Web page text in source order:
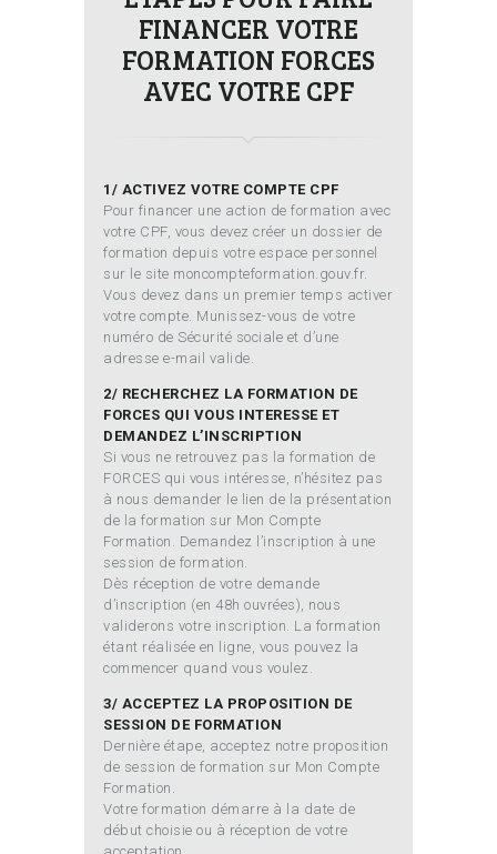
FINANCER VOTRE
FORMATION FORCES
AVEC VOTRE CPF
1/ ACTIVEZ VOTRE COMPTE CPF
Pour financer une action de formation avec
votre CPF, vous devez créer un dossier de
formation depuis votre espace personnel
sur le site moncompteformation.gouv.fr.
Vous devez dans un premier temps activer
votre compte. Munissez-vous de votre
numéro de Sécurité sociale et d’une
adresse e-mail valide.
2/ RECHERCHEZ LA FORMATION DE
FORCES QUI VOUS INTERESSE ET
DEMANDEZ L’INSCRIPTION
Si vous ne retrouvez pas la formation de
FORCES qui vous intéresse, n’hésitez pas
à nous demander le lien de la présentation
de la formation sur Mon Compte
Formation. Demandez l’inscription à une
session de formation.
Dès réception de votre demande
d’inscription (en 48h ouvrées), nous
validerons votre inscription. La formation
étant réalisée en ligne, vous pouvez la
commencer quand vous voulez.
3/ ACCEPTEZ LA PROPOSITION DE
SESSION DE FORMATION
Dernière étape, acceptez notre proposition
de session de formation sur Mon Compte
Formation.
Votre formation démarre à la date de
début choisie ou à réception de votre